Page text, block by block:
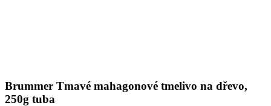
Brummer Tmavé mahagonové tmelivo na dřevo,
250g tuba